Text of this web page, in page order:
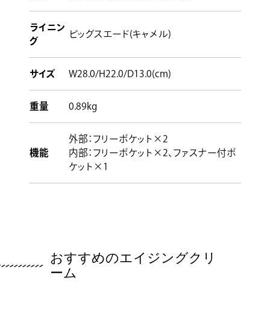
ライニン
グ
ピッグスエード(キャメル)
サイズ W28.0/H22.0/D13.0(cm)
重量 0.89kg
機能
外部：フリーポケット×2
内部：フリーポケット×2、ファスナー付ポ
ケット×1
おすすめのエイジングクリ
ーム